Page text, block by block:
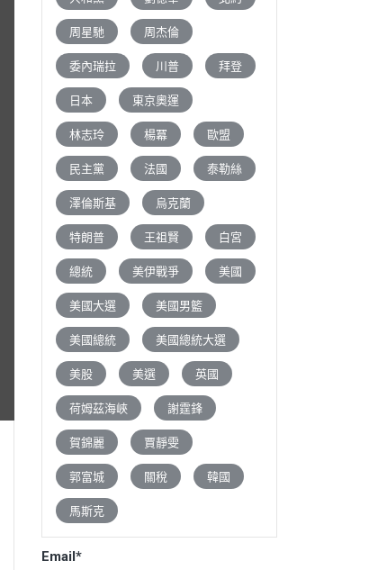
周星馳 周杰倫
委內瑞拉 川普 拜登
日本 東京奧運
林志玲 楊冪 歐盟
民主黨 法國 泰勒絲
澤倫斯基 烏克蘭
特朗普 王祖賢 白宮
總統 美伊戰爭 美國
美國大選 美國男籃
美國總統 美國總統大選
美股 美選 英國
荷姆茲海峽 謝霆鋒
賀錦麗 賈靜雯
郭富城 關稅 韓國
馬斯克
Email*